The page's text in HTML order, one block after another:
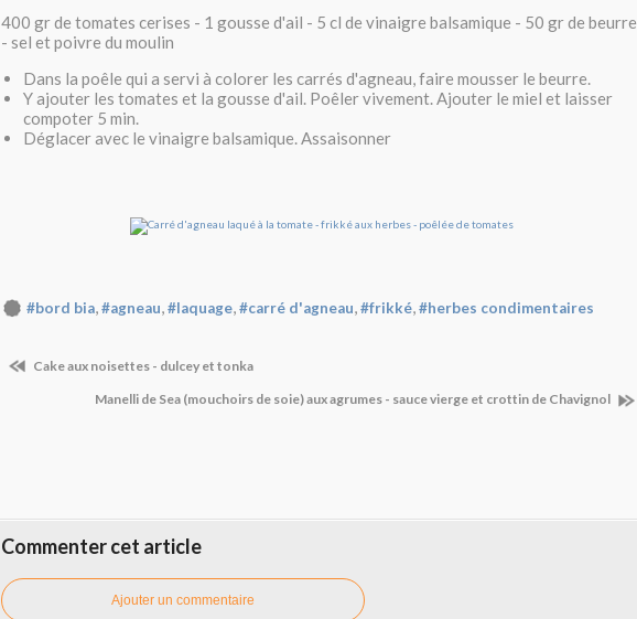
400 gr de tomates cerises - 1 gousse d'ail - 5 cl de vinaigre balsamique - 50 gr de beurre
- sel et poivre du moulin
Dans la poêle qui a servi à colorer les carrés d'agneau, faire mousser le beurre.
Y ajouter les tomates et la gousse d'ail. Poêler vivement. Ajouter le miel et laisser
compoter 5 min.
Déglacer avec le vinaigre balsamique. Assaisonner
#bord bia,#agneau,#laquage,#carré d'agneau,#frikké,#herbes condimentaires
Cake aux noisettes - dulcey et tonka
Manelli de Sea (mouchoirs de soie) aux agrumes - sauce vierge et crottin de Chavignol
Commenter cet article
Ajouter un commentaire